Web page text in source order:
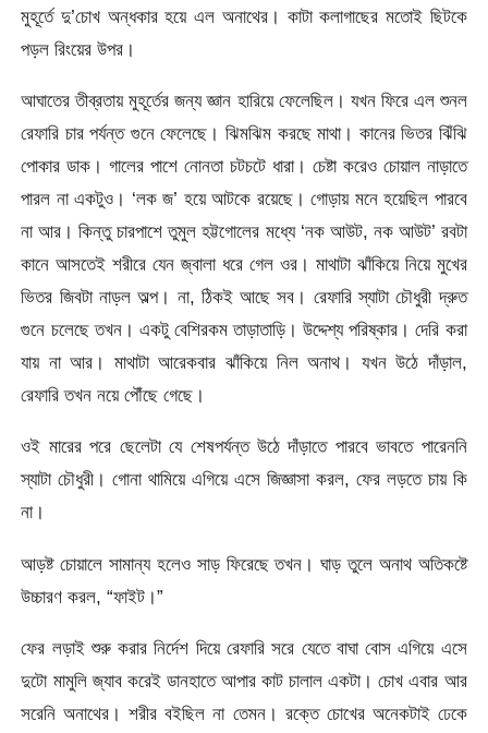
মুহূর্তে দু’চোখ অন্ধকার হয়ে এল অনাথের। কাটা কলাগাছের মতোই ছিটকে
পড়ল রিংয়ের উপর।
আঘাতের তীব্রতায় মুহূর্তের জন্য জ্ঞান হারিয়ে ফেলেছিল। যখন ফিরে এল শুনল
রেফারি চার পর্যন্ত গুনে ফেলেছে। ঝিমঝিম করছে মাথা। কানের ভিতর ঝিঁঝি
পোকার ডাক। গালের পাশে নোনতা চটচটে ধারা। চেষ্টা করেও চোয়াল নাড়াতে
পারল না একটুও। ‘লক জ’ হয়ে আটকে রয়েছে। গোড়ায় মনে হয়েছিল পারবে
না আর। কিন্তু চারপাশে তুমুল হট্টগোলের মধ্যে ‘নক আউট, নক আউট’ রবটা
কানে আসতেই শরীরে যেন জ্বালা ধরে গেল ওর। মাথাটা ঝাঁকিয়ে নিয়ে মুখের
ভিতর জিবটা নাড়ল অল্প। না, ঠিকই আছে সব। রেফারি স্যাটা চৌধুরী দ্রুত
গুনে চলেছে তখন। একটু বেশিরকম তাড়াতাড়ি। উদ্দেশ্য পরিষ্কার। দেরি করা
যায় না আর। মাথাটা আরেকবার ঝাঁকিয়ে নিল অনাথ। যখন উঠে দাঁড়াল,
রেফারি তখন নয়ে পৌঁছে গেছে।
ওই মারের পরে ছেলেটা যে শেষপর্যন্ত উঠে দাঁড়াতে পারবে ভাবতে পারেননি
স্যাটা চৌধুরী। গোনা থামিয়ে এগিয়ে এসে জিজ্ঞাসা করল, ফের লড়তে চায় কি
না।
আড়ষ্ট চোয়ালে সামান্য হলেও সাড় ফিরেছে তখন। ঘাড় তুলে অনাথ অতিকষ্টে
উচ্চারণ করল, “ফাইট।”
ফের লড়াই শুরু করার নির্দেশ দিয়ে রেফারি সরে যেতে বাঘা বোস এগিয়ে এসে
দুটো মামুলি জ্যাব করেই ডানহাতে আপার কাট চালাল একটা। চোখ এবার আর
সরেনি অনাথের। শরীর বইছিল না তেমন। রক্তে চোখের অনেকটাই ঢেকে